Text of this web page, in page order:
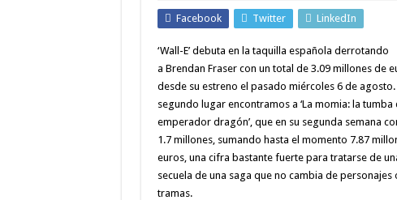
Facebook Twitter LinkedIn
‘Wall-E’ debuta en la taquilla española derrotando
a Brendan Fraser con un total de 3.09 millones de
desde su estreno el pasado miércoles 6 de agosto.
segundo lugar encontramos a ‘La momia: la tumba
emperador dragón’, que en su segunda semana
1.7 millones, sumando hasta el momento 7.87
euros, una cifra bastante fuerte para tratarse de
secuela de una saga que no cambia de personajes
tramas.